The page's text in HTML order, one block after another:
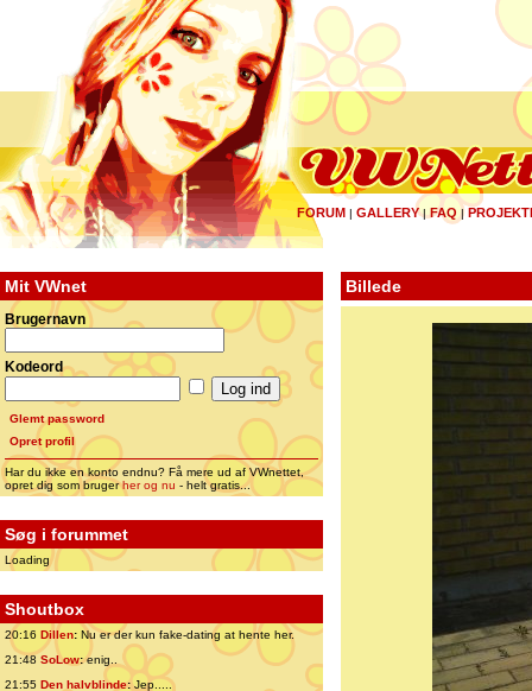
FORUM | GALLERY|FAQ |
Mit VWnet
Brugernavn
Kodeord
Glemt password
Opret profil
Har du ikke en konto endnu? Få mere ud af VWnettet,
opret dig som brugerher og nu - helt gratis...
Søg i forummet
Loading
Shoutbox
20:16 Dillen: Nu er der kun fake-dating at hente her.
21:48 SoLow:enig..
21:55 Den halvblinde:Jep.....
Billede